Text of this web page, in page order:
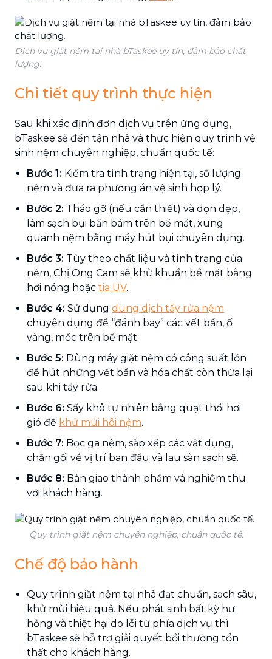
Dịch vụ giặt nệm tại nhà bTaskee uy tín, đảm bảo chất
lượng.
Chi tiết quy trình thực hiện
Sau khi xác định đơn dịch vụ trên ứng dụng,
bTaskee sẽ đến tận nhà và thực hiện quy trình vệ
sinh nệm chuyên nghiệp, chuẩn quốc tế:
Bước 1: Kiểm tra tình trạng hiện tại, số lượng
nệm và đưa ra phương án vệ sinh hợp lý.
Bước 2: Tháo gỡ (nếu cần thiết) và dọn dẹp,
làm sạch bụi bẩn bám trên bề mặt, xung
quanh nệm bằng máy hút bụi chuyên dụng.
Bước 3: Tùy theo chất liệu và tình trạng của
nệm, Chị Ong Cam sẽ khử khuẩn bề mặt bằng
hơi nóng hoặc tia UV.
Bước 4: Sử dụng dung dịch tẩy rửa nệm
chuyên dụng để “đánh bay” các vết bẩn, ố
vàng, mốc trên bề mặt.
Bước 5: Dùng máy giặt nệm có công suất lớn
để hút những vết bẩn và hóa chất còn thừa lại
sau khi tẩy rửa.
Bước 6: Sấy khô tự nhiên bằng quạt thổi hơi
gió để khử mùi hôi nệm.
Bước 7: Bọc ga nệm, sắp xếp các vật dụng,
chăn gối về vị trí ban đầu và lau sàn sạch sẽ.
Bước 8: Bàn giao thành phẩm và nghiệm thu
với khách hàng.
Quy trình giặt nệm chuyên nghiệp, chuẩn quốc tế.
Chế độ bảo hành
Quy trình giặt nệm tại nhà đạt chuẩn, sạch sâu,
khử mùi hiệu quả. Nếu phát sinh bất kỳ hư
hỏng và thiệt hại do lỗi từ phía dịch vụ thì
bTaskee sẽ hỗ trợ giải quyết bồi thường tổn
thất cho khách hàng.